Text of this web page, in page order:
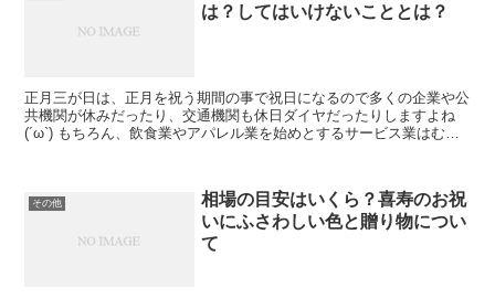
は？してはいけないこととは？
正月三が日は、正月を祝う期間の事で祝日になるので多くの企業や公
共機関が休みだったり、交通機関も休日ダイヤだったりしますよね
(´ω`) もちろん、飲食業やアパレル業を始めとするサービス業はむし
その他
相場の目安はいくら？喜寿のお祝
いにふさわしい色と贈り物につい
て